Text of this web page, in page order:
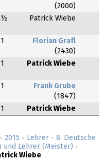
> 2015 > Lehrer > 8. Deutsche
und Lehrer (Meister) >
Wiebe
(2000)
½ Patrick Wiebe
Florian Grafl
(2430)
Patrick Wiebe
Frank Grube
(1847)
Patrick Wiebe